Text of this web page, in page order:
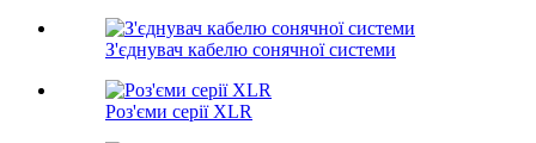
З'єднувач кабелю сонячної системи
Роз'єми серії XLR